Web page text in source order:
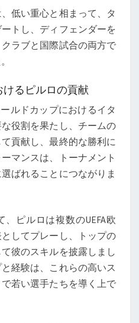
低い重心と相まって、タ
トし、ディフェンダーを
ラブと国際試合の両方で
るピルロの貢献
ルドカップにおけるイタ
役割を果たし、チームの
貢献し、最終的な勝利に
マンスは、トーナメント
ばれることにつながりま
ピルロは複数のUEFA欧
してプレーし、トップの
彼のスキルを披露しまし
経験は、これらの高いス
若い選手たちを導く上で